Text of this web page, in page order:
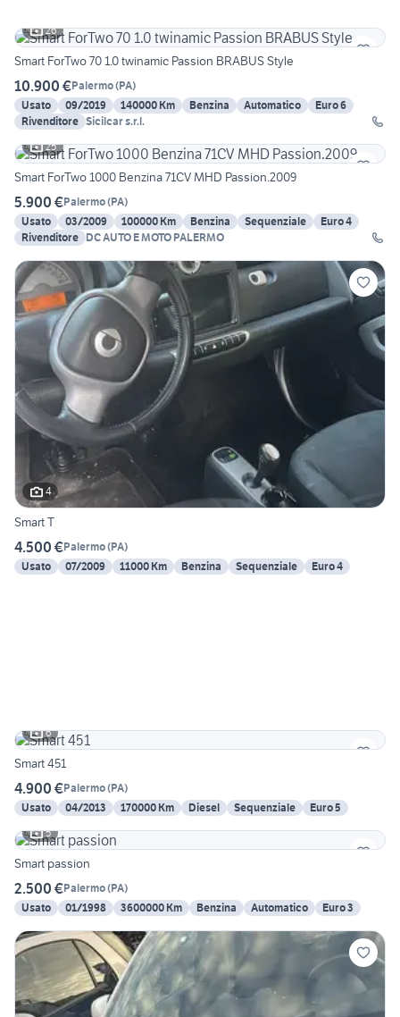
26
Smart ForTwo 70 1.0 twinamic Passion BRABUS Style
10.900 €Palermo(PA)
Usato
09/2019 140000 Km Benzina Automatico
Euro 6
Rivenditore Sicilcar s.r.l.
25
Smart ForTwo 1000 Benzina 71CV MHD Passion.2009
5.900 €Palermo(PA)
Usato
03/2009 100000 Km Benzina Sequenziale
Euro 4
Rivenditore DC AUTO E MOTO PALERMO
4
Smart T
4.500 €Palermo(PA)
Usato
07/2009 11000 Km Benzina Sequenziale Euro 4
6
Smart 451
4.900 €Palermo(PA)
Usato
04/2013 170000 Km Diesel Sequenziale
Euro 5
5
Smart passion
2.500 €Palermo(PA)
Usato
01/1998 3600000 Km Benzina Automatico Euro 3